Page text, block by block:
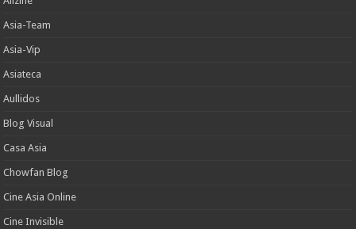
Asia-Team
Asia-Vip
Asiateca
Aullidos
Blog Visual
Casa Asia
Chowfan Blog
Cine Asia Online
Cine Invisible